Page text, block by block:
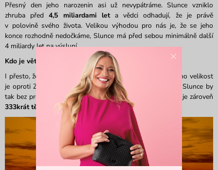
Přesný den jeho narozenin asi už nevypátráme. Slunce vzniklo
zhruba před4,5 miliardami leta vědci odhadují, že je právě
v polovině svého života. Velikou výhodou pro nás je, že se jeho
konce rozhodně nedočkáme, Slunce má před sebou minimálně další
4 miliardy let na výsluní.
Kdo je větší? Země nebo Slunce?
I přesto, že se Slunce řadí ke středně velkým hvězdám, jeho velikost
je oproti Zemi několikanásobná, je zhruba
. Slunce by
tak bez problémů pojmulo milion našich planetek, Slunce je zároveň
333krát těžší
než Země.
×